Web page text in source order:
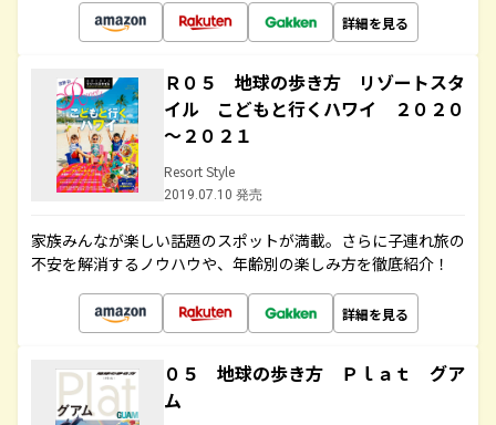
詳細を見る
Ｒ０５ 地球の歩き方 リゾートスタ
イル こどもと行くハワイ ２０２０
～２０２１
Resort Style
2019.07.10 発売
家族みんなが楽しい話題のスポットが満載。さらに子連れ旅の
不安を解消するノウハウや、年齢別の楽しみ方を徹底紹介！
詳細を見る
０５ 地球の歩き方 Ｐｌａｔ グア
ム